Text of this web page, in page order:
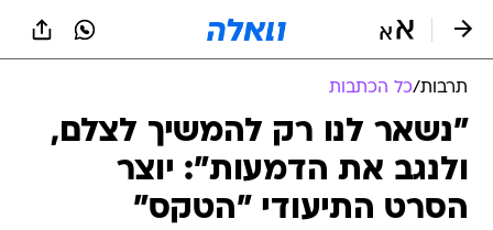
תרבות/כל הכתבות
"נשאר לנו רק להמשיך לצלם,
ולנגב את הדמעות": יוצר
הסרט התיעודי "הטקס"